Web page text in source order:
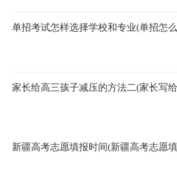
单招考试怎样选择学校和专业(单招怎
家长给高三孩子减压的方法二(家长写
新疆高考志愿填报时间(新疆高考志愿